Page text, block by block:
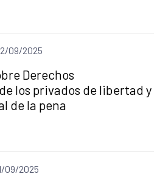
09/2025
Derechos
los privados de libertad y
de la pena
09/2025